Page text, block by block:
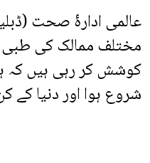
عالمی ادارۂ صحت
مختلف ممالک کی طبی
کوشش کر رہی ہیں کہ
شروع ہوا اور دنیا